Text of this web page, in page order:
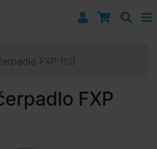
FXP 150
FXP